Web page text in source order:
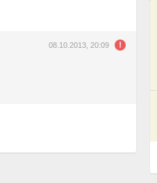
08.10.2013, 20:09